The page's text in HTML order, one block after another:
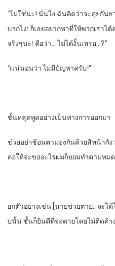
“ไม่ใช่นะ! นั่นไง​ ฉันคิดว่าจะคุยกัน
บากไง! ก็เลยอยากหาที่ให้พวกเราไ
จริงๆนะ! คือว่า… ไม่ได้งั้นเหรอ…?”
“เเน่นอน​ว่า​ ไม่มีปัญหาครับ!”
ชั้นหลุดพูดอย่างเป็นทางการออกมา
ช่วยอย่าช้อนตามองกันด้วยสีหน้ากัง
ต่อให้จะขออะไรผมก็ยอมทําตามหม
ยกตัวอย่างเช่น​ [นายช่วยตาย.. จะไ
บนั้น ชั้นก็ยินดีที่จะตายโดยไม่ติดค้า